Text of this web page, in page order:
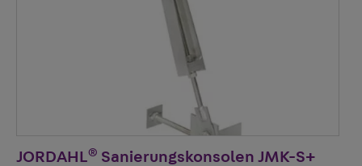
JORDAHL® Sanierungskonsolen JMK-S+